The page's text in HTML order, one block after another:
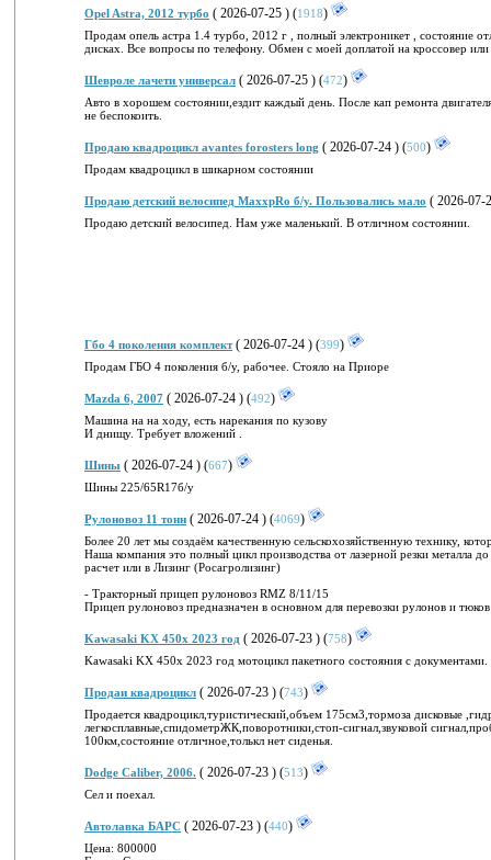
Opel Astra, 2012 турбо ( 2026-07-25 ) (1918)
Продам опель астра 1.4 турбо, 2012 г , полный электроникет , состояние
дисках. Все вопросы по телефону. Обмен с моей доплатой на кроссовер
Шевроле лачети универсал ( 2026-07-25 ) (472)
Авто в хорошем состоянии,ездит каждый день. После кап ремонта
не беспокоить.
Продаю квадроцикл avantes forosters long ( 2026-07-24 ) (500)
Продам квадроцикл в шикарном состоянии
Продаю детский велосипед MaxxpRo б/у. Пользовались мало ( 2026-07-
Продаю детский велосипед. Нам уже маленький. В отличном состоянии.
Гбо 4 поколения комплект( 2026-07-24 ) (399)
Продам ГБО 4 поколения б/у, рабочее. Стояло на Приоре
Mazda 6, 2007 ( 2026-07-24 ) (492)
Машина на на ходу, есть нарекания по кузову
И днищу. Требует вложений .
Шины ( 2026-07-24 ) (667)
Шины 225/65R17б/у
Рулоновоз 11 тонн ( 2026-07-24 ) (4069)
Более 20 лет мы создаём качественную сельскохозяйственную технику,
Наша компания это полный цикл производства от лазерной резки металла
расчет или в Лизинг (Росагролизинг)
- Тракторный прицеп рулоновоз RMZ 8/11/15
Прицеп рулоновоз предназначен в основном для перевозки рулонов и
Kawasaki KX 450x 2023 год ( 2026-07-23 ) (758)
Kawasaki KX 450x 2023 год мотоцикл пакетного состояния с документами.
Продаи квадроцикл ( 2026-07-23 ) (743)
Продается квадроцикл,туристический,объем 175см3,тормоза дисковые
легкосплавные,спидометрЖК,поворотники,стоп-сигнал,звуковой
100км,состояние отличное,толькл нет сиденья.
Dodge Caliber, 2006. ( 2026-07-23 ) (513)
Сел и поехал.
Автолавка БАРС ( 2026-07-23 ) (440)
Цена: 800000